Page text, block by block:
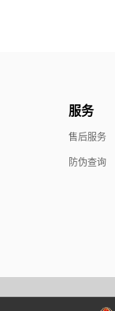
服务
售后服务
防伪查询